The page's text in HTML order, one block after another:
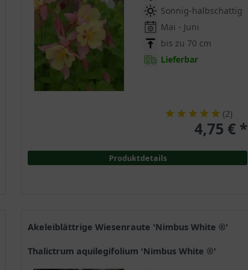
Sonnig-halbschattig
Mai - Juni
bis zu 70 cm
Lieferbar
(2)
4,75 € *
Produktdetails
Akeleiblättrige Wiesenraute 'Nimbus White ®'
Thalictrum aquilegifolium 'Nimbus White ®'